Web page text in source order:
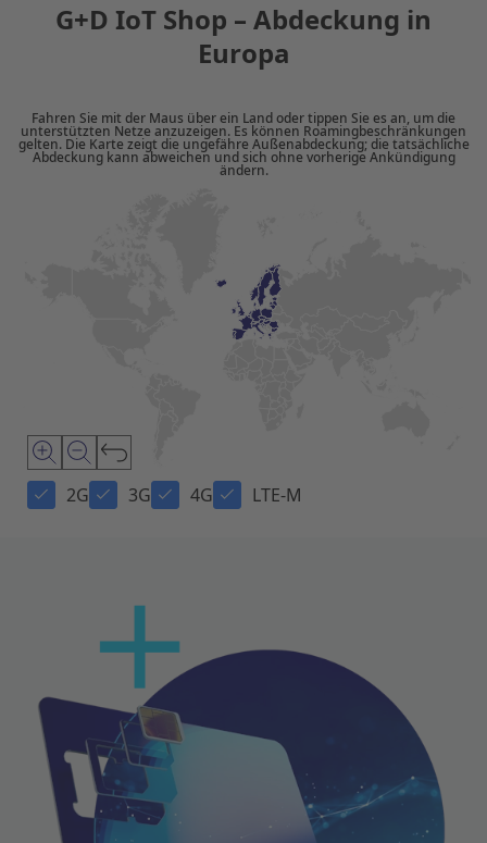
G+D IoT Shop – Abdeckung in
Europa
Fahren Sie mit der Maus über ein Land oder tippen Sie es an, um die
unterstützten Netze anzuzeigen. Es können Roamingbeschränkungen
gelten. Die Karte zeigt die ungefähre Außenabdeckung; die tatsächliche
Abdeckung kann abweichen und sich ohne vorherige Ankündigung
ändern.
2G 3G 4G LTE-M